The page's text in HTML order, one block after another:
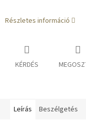
Részletes információ
KÉRDÉS
Leírás Beszélgetés